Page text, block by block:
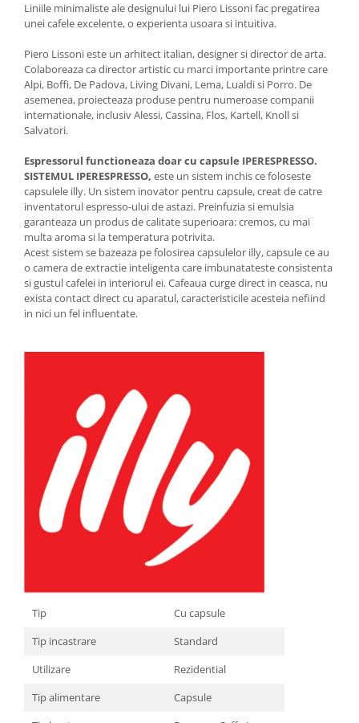
Liniile minimaliste ale designului lui Piero Lissoni fac pregatirea
unei cafele excelente, o experienta usoara si intuitiva.
Piero Lissoni este un arhitect italian, designer si director de arta.
Colaboreaza ca director artistic cu marci importante printre care
Alpi, Boffi, De Padova, Living Divani, Lema, Lualdi si Porro. De
asemenea, proiecteaza produse pentru numeroase companii
internationale, inclusiv Alessi, Cassina, Flos, Kartell, Knoll si
Salvatori.
Espressorul functioneaza doar cu capsule IPERESPRESSO.
SISTEMUL IPERESPRESSO, este un sistem inchis ce foloseste
capsulele illy. Un sistem inovator pentru capsule, creat de catre
inventatorul espresso-ului de astazi. Preinfuzia si emulsia
garanteaza un produs de calitate superioara: cremos, cu mai
multa aroma si la temperatura potrivita.
Acest sistem se bazeaza pe folosirea capsulelor illy, capsule ce au
o camera de extractie inteligenta care imbunatateste consistenta
si gustul cafelei in interiorul ei. Cafeaua curge direct in ceasca, nu
exista contact direct cu aparatul, caracteristicile acesteia nefiind
in nici un fel influentate.
Tip
Cu capsule
Tip incastrare
Standard
Utilizare
Rezidential
Tip alimentare
Capsule